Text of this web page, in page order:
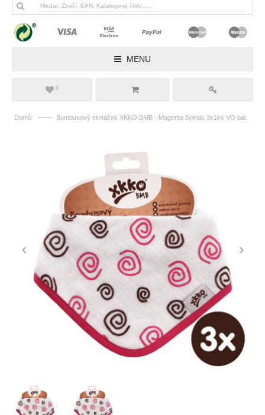
MENU
0
Domů —— Bambusový slintáček XKKO BMB - Magenta Spirals 3x1ks VO bal.